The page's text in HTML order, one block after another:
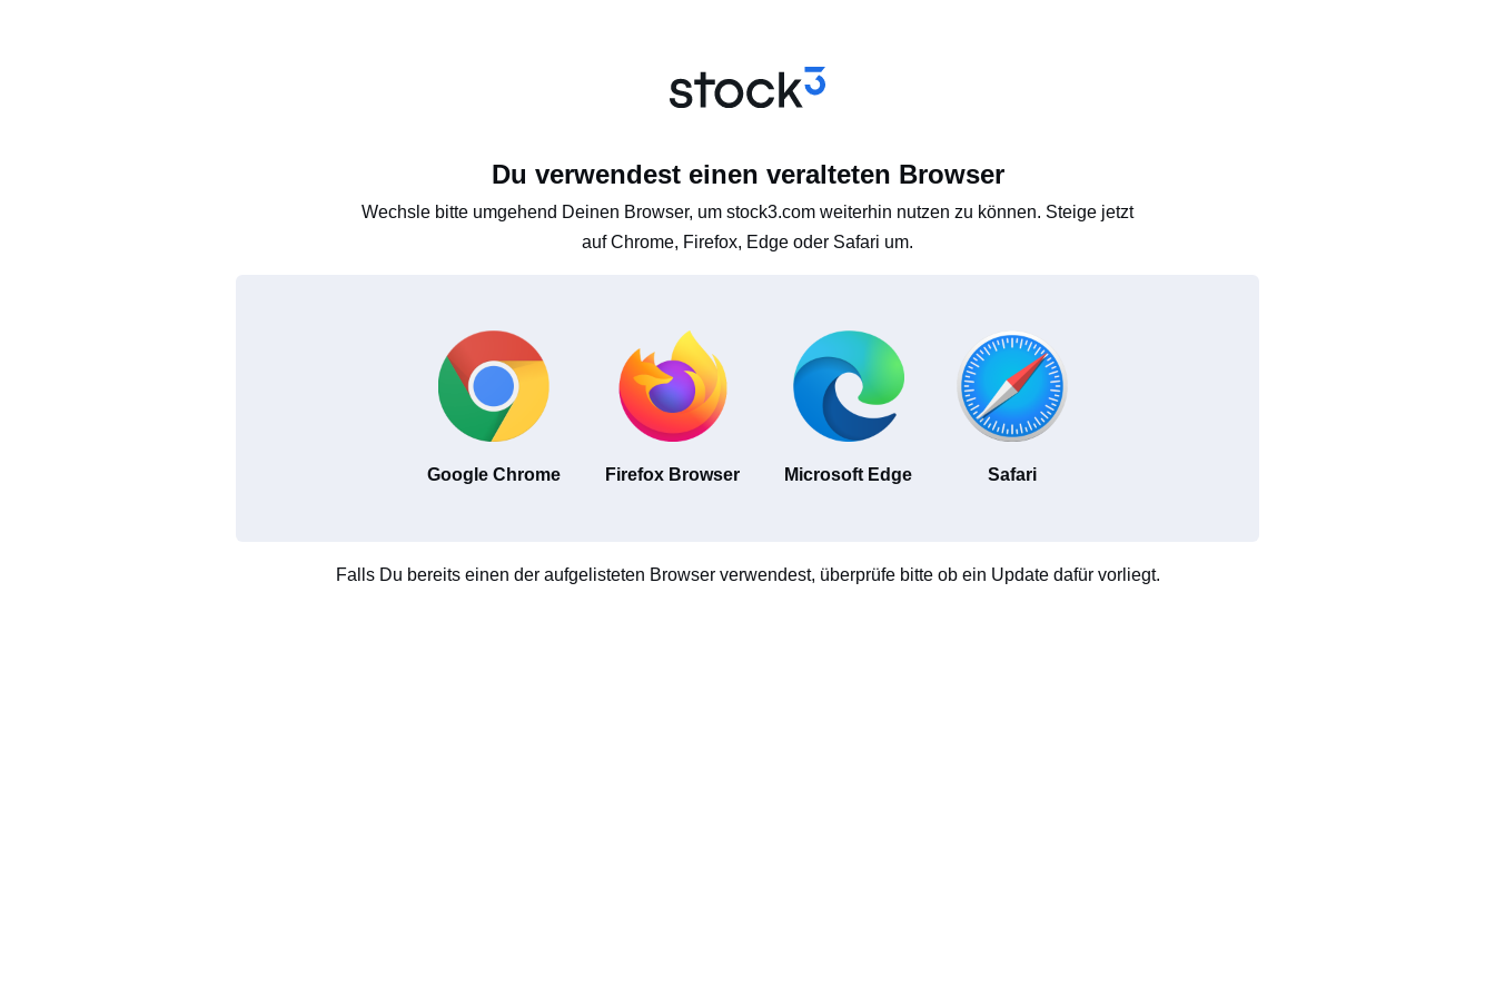
Du verwendest einen veralteten Browser
Wechsle bitte umgehend Deinen Browser, um stock3.com weiterhin nutzen zu können. Steige jetzt
auf Chrome, Firefox, Edge oder Safari um.
Google Chrome Firefox Browser Microsoft Edge Safari
Falls Du bereits einen der aufgelisteten Browser verwendest, überprüfe bitte ob ein Update dafür vorliegt.